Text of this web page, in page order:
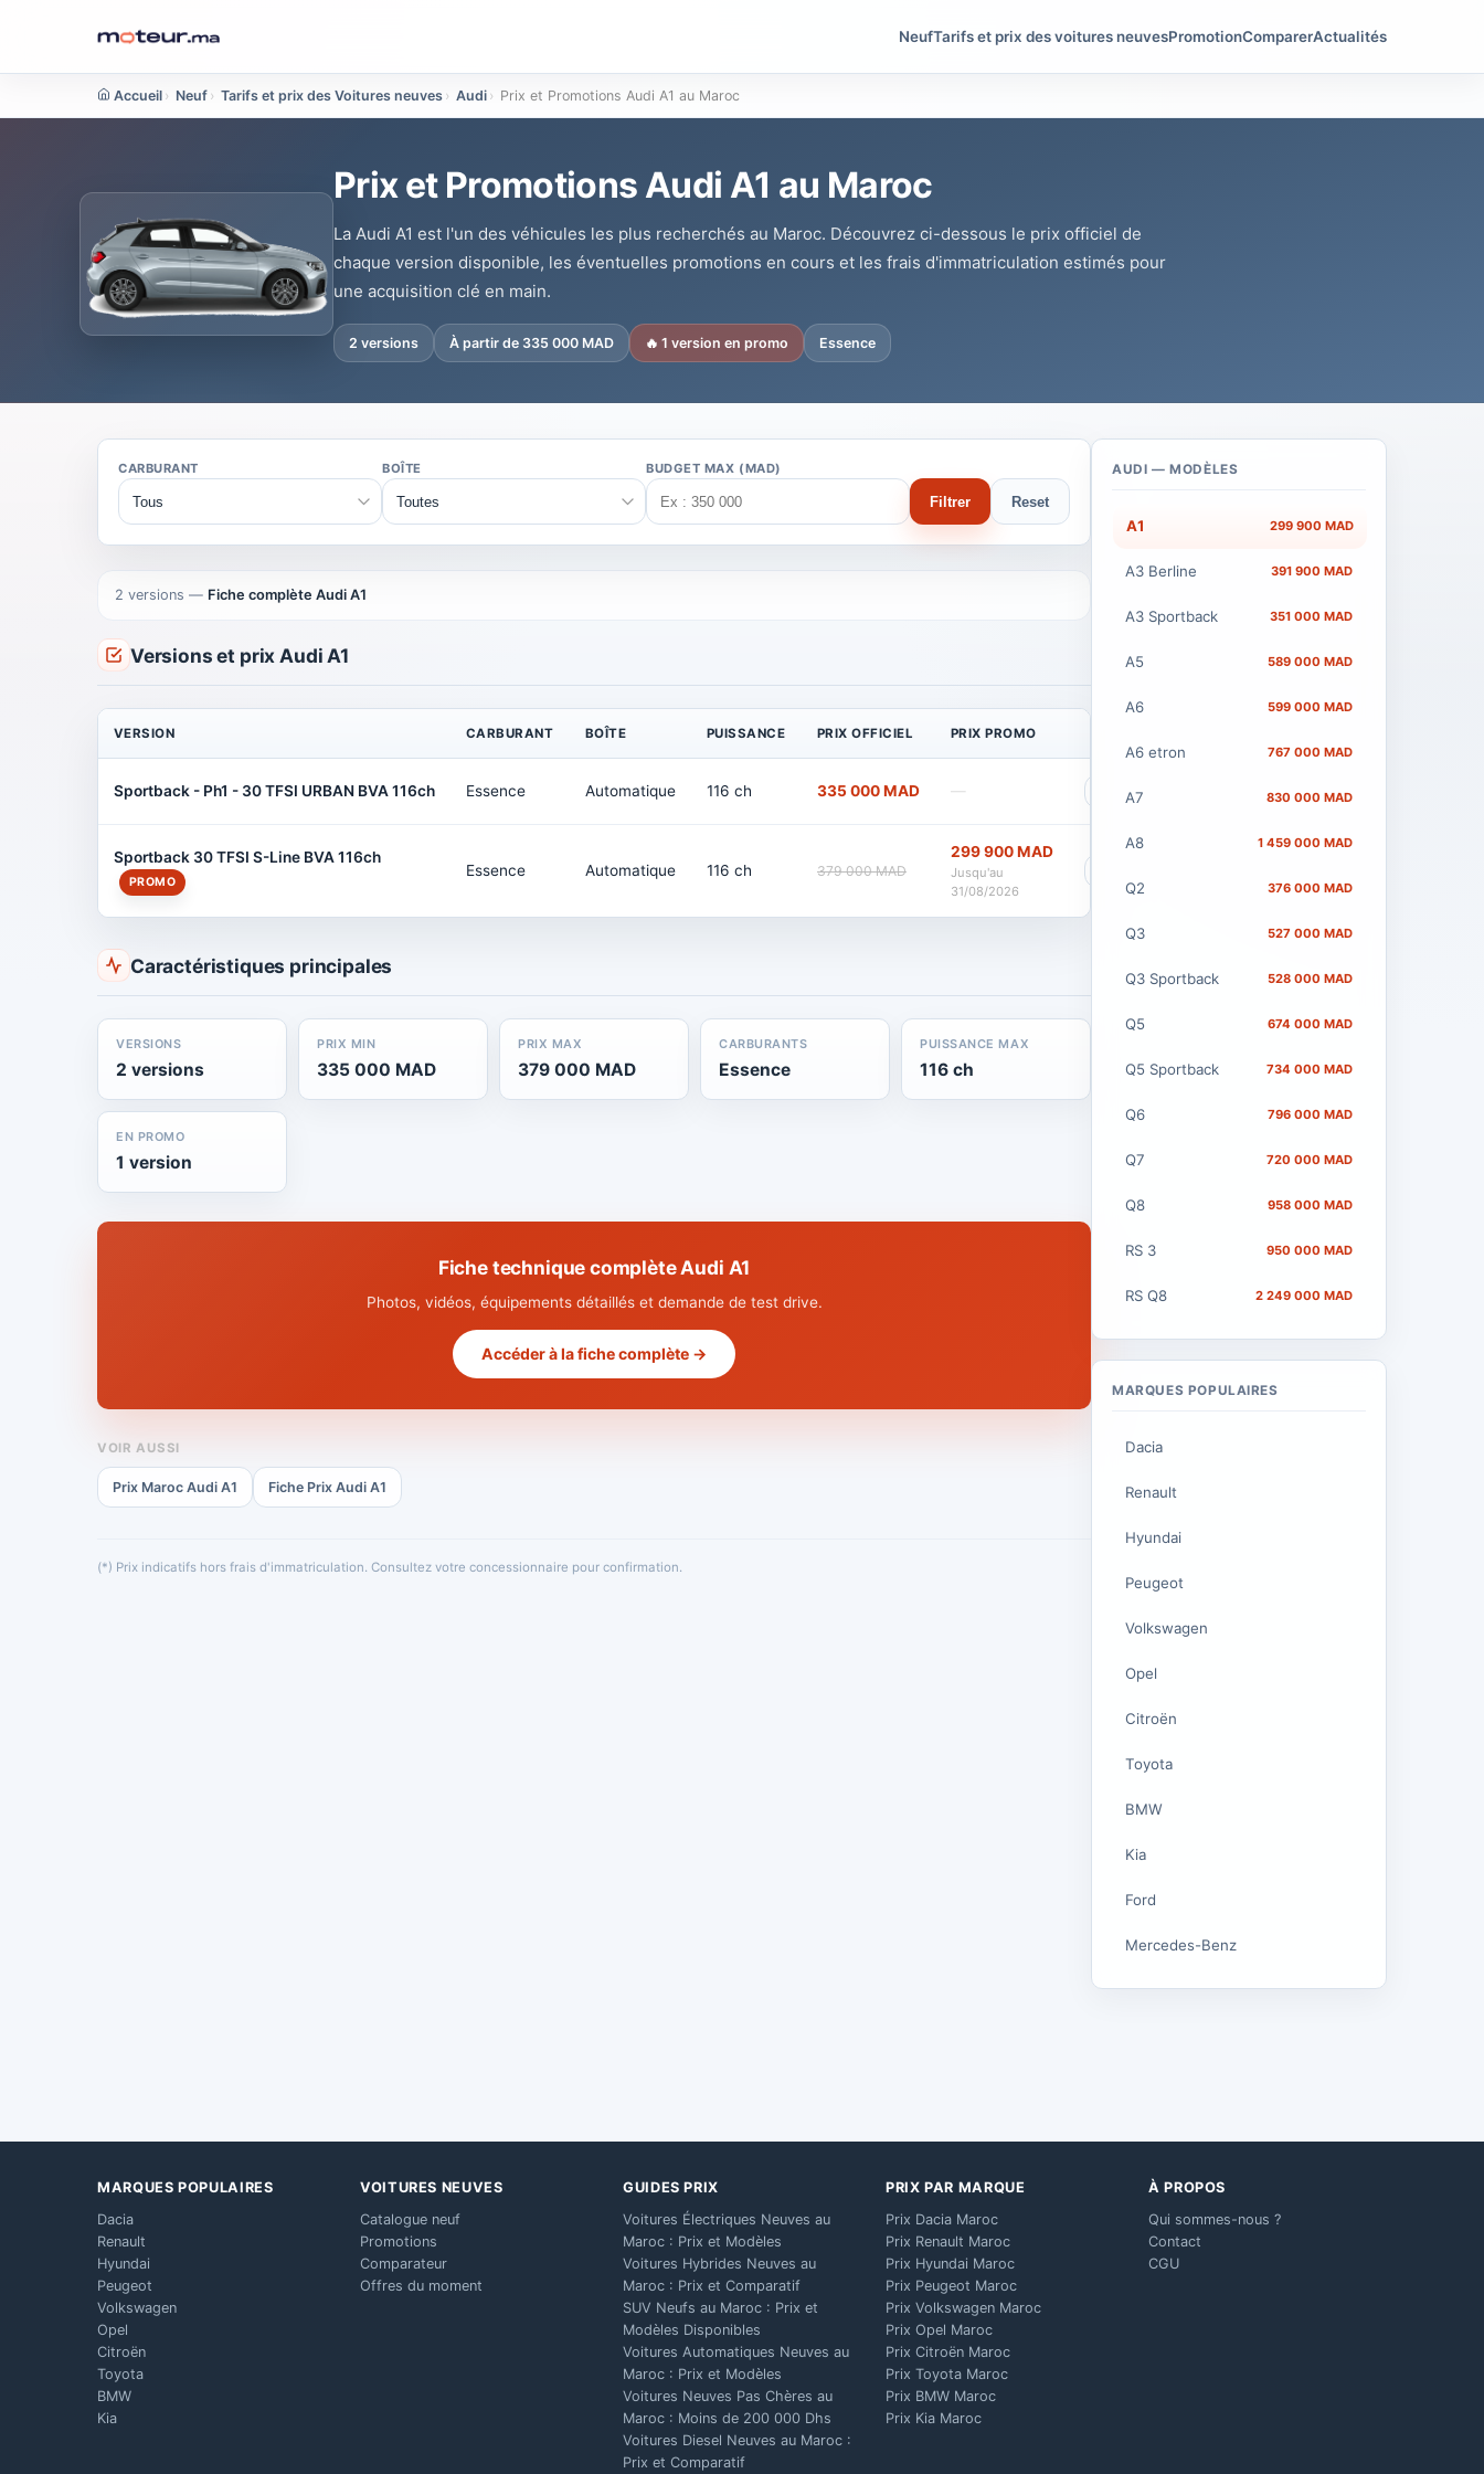
NeufTarifs et prix des voitures neuvesPromotionComparerActualités
Accueil › Neuf › Tarifs et prix des Voitures neuves › Audi › Prix et Promotions Audi A1 au Maroc
Prix et Promotions Audi A1 au Maroc
La Audi A1 est l'un des véhicules les plus recherchés au Maroc. Découvrez ci-dessous le prix officiel de
chaque version disponible, les éventuelles promotions en cours et les frais d'immatriculation estimés pour
une acquisition clé en main.
2 versions À partir de 335 000 MAD 🔥 1 version en promo Essence
CARBURANT BOÎTE BUDGET MAX (MAD)
Filtrer Reset
2 versions — Fiche complète Audi A1
Versions et prix Audi A1
VERSION CARBURANT BOÎTE PUISSANCE PRIX OFFICIEL PRIX PROMO
Sportback - Ph1 - 30 TFSI URBAN BVA 116ch Essence Automatique 116 ch 335 000 MAD —
Sportback 30 TFSI S-Line BVA 116ch
PROMO
Essence Automatique 116 ch 379 000 MAD
299 900 MAD
Jusqu'au
31/08/2026
Caractéristiques principales
VERSIONS
2 versions
PRIX MIN
335 000 MAD
PRIX MAX
379 000 MAD
CARBURANTS
Essence
PUISSANCE MAX
116 ch
EN PROMO
1 version
Fiche technique complète Audi A1
Photos, vidéos, équipements détaillés et demande de test drive.
Accéder à la fiche complète →
VOIR AUSSI
Prix Maroc Audi A1 Fiche Prix Audi A1
(*) Prix indicatifs hors frais d'immatriculation. Consultez votre concessionnaire pour confirmation.
AUDI — MODÈLES
A1 299 900 MAD
A3 Berline 391 900 MAD
A3 Sportback 351 000 MAD
A5 589 000 MAD
A6 599 000 MAD
A6 etron 767 000 MAD
A7 830 000 MAD
A8 1 459 000 MAD
Q2 376 000 MAD
Q3 527 000 MAD
Q3 Sportback 528 000 MAD
Q5 674 000 MAD
Q5 Sportback 734 000 MAD
Q6 796 000 MAD
Q7 720 000 MAD
Q8 958 000 MAD
RS 3 950 000 MAD
RS Q8 2 249 000 MAD
MARQUES POPULAIRES
Dacia
Renault
Hyundai
Peugeot
Volkswagen
Opel
Citroën
Toyota
BMW
Kia
Ford
Mercedes-Benz
MARQUES POPULAIRES
Dacia
Renault
Hyundai
Peugeot
Volkswagen
Opel
Citroën
Toyota
BMW
Kia
VOITURES NEUVES
Catalogue neuf
Promotions
Comparateur
Offres du moment
GUIDES PRIX
Voitures Électriques Neuves au
Maroc : Prix et Modèles
Voitures Hybrides Neuves au
Maroc : Prix et Comparatif
SUV Neufs au Maroc : Prix et
Modèles Disponibles
Voitures Automatiques Neuves au
Maroc : Prix et Modèles
Voitures Neuves Pas Chères au
Maroc : Moins de 200 000 Dhs
Voitures Diesel Neuves au Maroc :
Prix et Comparatif
PRIX PAR MARQUE
Prix Dacia Maroc
Prix Renault Maroc
Prix Hyundai Maroc
Prix Peugeot Maroc
Prix Volkswagen Maroc
Prix Opel Maroc
Prix Citroën Maroc
Prix Toyota Maroc
Prix BMW Maroc
Prix Kia Maroc
À PROPOS
Qui sommes-nous ?
Contact
CGU